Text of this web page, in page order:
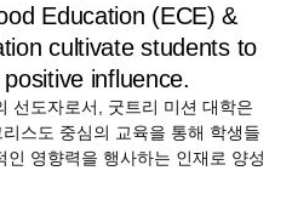
Education (ECE) &
cultivate students to
influence.
선도자로서, 굿트리 미션 대학은
스도 중심의 교육을 통해 학생들
영향력을 행사하는 인재로 양성